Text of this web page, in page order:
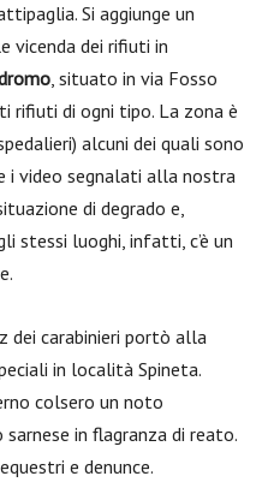
Si aggiunge un
vicenda dei rifiuti in
, situato in via Fosso
rifiuti di ogni tipo. La zona è
alcuni dei quali sono
i video segnalati alla nostra
di degrado e,
luoghi, infatti, c’è un
dei carabinieri portò alla
in località Spineta.
colsero un noto
in flagranza di reato.
e denunce.